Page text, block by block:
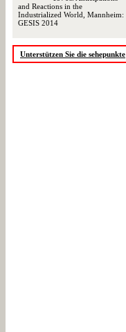
and Reactions in the
Industrialized World, Mannheim:
GESIS 2014
Unterstützen Sie die sehepunkte